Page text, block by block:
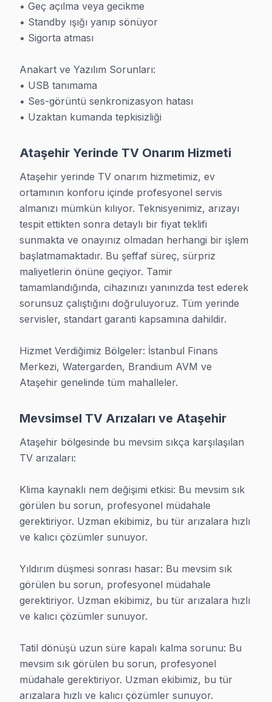
En Sık Karşılaşılan TV Arızaları
Ataşehir'da müşterilerimizin en çok getirdiği sorunlar
• TV açılmıyor veya standby'da kalıyor — çoğu
• Ekranda çizgi, leke, karartma, donma — panel, T-
• Ses gelmiyor, cızırtı var, ses düşük — hoparlör,
• Smart TV sorunları — Wi-Fi bağlanmıyor,
Yerinde TV Tamiri
Ataşehir'ın her mahallesine gidiyoruz — panel'nizi
• Metrobüs ve E-5 Karayolu ve Marmaray
• Aynı gün randevu, çoğunlukla 1-2 saat içinde
• Teknisyen tam donanımlı geliyor — çoğu arıza
• Orijinal yedek parça araçta hazır
Fabrika Servis olarak Anadolu Yakası'nın her
Neden Bizi Seçiyorlar?
Ataşehir TV TV Tamiri İçin Sertifikalı Uzman Teknisyen Ekibi
Ataşehir sakinleri bizi neden tercih ediyor?
• Şeffaf fiyat: Teşhis sonrası net rakam söylüyoruz.
• Güven: 25+ sertifikalı teknisyen kişilik ekip, tümü
• Garanti: 6 ay işçilik garantisi işçilik, 1-2 yıl parça
• İletişim: Müşteri hizmetleri değil, teknisyen ekibimiz
Bir şeyler anlatın, biz çözelim. 0850 811 14 36
Her İşe Garanti
Ataşehir TV TV Servis Garanti Belgesi - 1 Yıl Parça Güvencesi
• 6 ay işçilik: Arıza tekrarında bedava müdahale
• 1-2 yıl parça: Değiştirilen bileşenin ömrüne göre
• Yazılı belge: Her teslimatta imzalı garanti formu
Garanti süresi içinde aynı sorun çıkarsa: tekrar
Nasıl Çalışıyoruz?
• Geç açılma veya gecikme
• Standby ışığı yanıp sönüyor
• Sigorta atması
Anakart ve Yazılım Sorunları:
• USB tanımama
• Ses-görüntü senkronizasyon hatası
• Uzaktan kumanda tepkisizliği
Ataşehir Yerinde TV Onarım Hizmeti
Ataşehir yerinde TV onarım hizmetimiz, ev
ortamının konforu içinde profesyonel servis
almanızı mümkün kılıyor. Teknisyenimiz, arızayı
tespit ettikten sonra detaylı bir fiyat teklifi
sunmakta ve onayınız olmadan herhangi bir işlem
başlatmamaktadır. Bu şeffaf süreç, sürpriz
maliyetlerin önüne geçiyor. Tamir
tamamlandığında, cihazınızı yanınızda test ederek
sorunsuz çalıştığını doğruluyoruz. Tüm yerinde
servisler, standart garanti kapsamına dahildir.
Hizmet Verdiğimiz Bölgeler: İstanbul Finans
Merkezi, Watergarden, Brandium AVM ve
Ataşehir genelinde tüm mahalleler.
Mevsimsel TV Arızaları ve Ataşehir
Ataşehir bölgesinde bu mevsim sıkça karşılaşılan
TV arızaları:
Klima kaynaklı nem değişimi etkisi: Bu mevsim sık
görülen bu sorun, profesyonel müdahale
gerektiriyor. Uzman ekibimiz, bu tür arızalara hızlı
ve kalıcı çözümler sunuyor.
Yıldırım düşmesi sonrası hasar: Bu mevsim sık
görülen bu sorun, profesyonel müdahale
gerektiriyor. Uzman ekibimiz, bu tür arızalara hızlı
ve kalıcı çözümler sunuyor.
Tatil dönüşü uzun süre kapalı kalma sorunu: Bu
mevsim sık görülen bu sorun, profesyonel
müdahale gerektiriyor. Uzman ekibimiz, bu tür
arızalara hızlı ve kalıcı çözümler sunuyor.